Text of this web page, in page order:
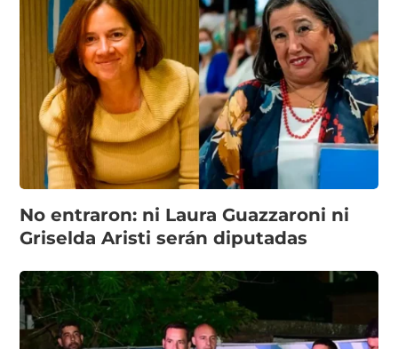
No entraron: ni Laura Guazzaroni ni
Griselda Aristi serán diputadas